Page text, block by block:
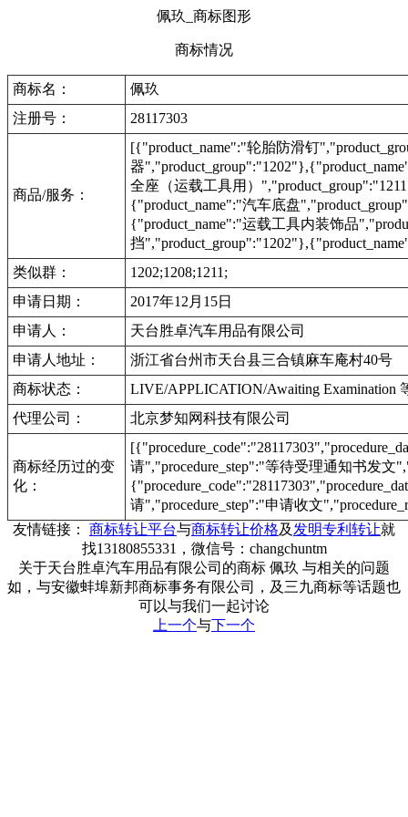
佩玖_商标图形
商标情况
商标名：
佩玖
注册号：
28117303
商品/服务：
[{"product_name":"轮胎防滑钉
器
全座（运载工具用）
{"product_name":"汽车底盘
{"product_name":"运载工具内装饰品
挡
类似群：
1202;1208;1211;
申请日期：
2017年12月15日
申请人：
天台胜卓汽车用品有限公司
申请人地址：
浙江省台州市天台县三合镇麻车庵村40号
商标状态：
LIVE/APPLICATION/Awaiting Examination
代理公司：
北京梦知网科技有限公司
商标经历过的变
化：
请","procedure_step":"等待受理通知书发文
请","procedure_step":"申请收文
友情链接： 商标转让平台与商标转让价格及 发明专利转让就
找13180855331，微信号：changchuntm
关于天台胜卓汽车用品有限公司的商标 佩玖 与相关的问题
如，与安徽蚌埠新邦商标事务有限公司，及三九商标等话题也
可以与我们一起讨论
上一个与下一个